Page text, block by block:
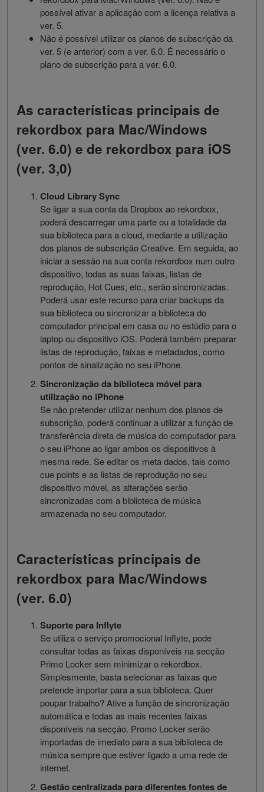
possível ativar a aplicação com a licença relativa a
ver. 5.
Não é possível utilizar os planos de subscrição da
ver. 5 (e anterior) com a ver. 6.0. É necessário o
plano de subscrição para a ver. 6.0.
As características principais de
rekordbox para Mac/Windows
(ver. 6.0) e de rekordbox para iOS
(ver. 3,0)
Cloud Library Sync
Se ligar a sua conta da Dropbox ao rekordbox,
poderá descarregar uma parte ou a totalidade da
sua biblioteca para a cloud, mediante a utilização
dos planos de subscrição Creative. Em seguida, ao
iniciar a sessão na sua conta rekordbox num outro
dispositivo, todas as suas faixas, listas de
reprodução, Hot Cues, etc., serão sincronizadas.
Poderá usar este recurso para criar backups da
sua biblioteca ou sincronizar a biblioteca do
computador principal em casa ou no estúdio para o
laptop ou dispositivo iOS. Poderá também preparar
listas de reprodução, faixas e metadados, como
pontos de sinalização no seu iPhone.
Sincronização da biblioteca móvel para
utilização no iPhone
Se não pretender utilizar nenhum dos planos de
subscrição, poderá continuar a utilizar a função de
transferência direta de música do computador para
o seu iPhone ao ligar ambos os dispositivos à
mesma rede. Se editar os meta dados, tais como
cue points e as listas de reprodução no seu
dispositivo móvel, as alterações serão
sincronizadas com a biblioteca de música
armazenada no seu computador.
Características principais de
rekordbox para Mac/Windows
(ver. 6.0)
Suporte para Inflyte
Se utiliza o serviço promocional Inflyte, pode
consultar todas as faixas disponíveis na secção
Primo Locker sem minimizar o rekordbox.
Simplesmente, basta selecionar as faixas que
pretende importar para a sua biblioteca. Quer
poupar trabalho? Ative a função de sincronização
automática e todas as mais recentes faixas
disponíveis na secção. Promo Locker serão
importadas de imediato para a sua biblioteca de
música sempre que estiver ligado a uma rede de
internet.
Gestão centralizada para diferentes fontes de